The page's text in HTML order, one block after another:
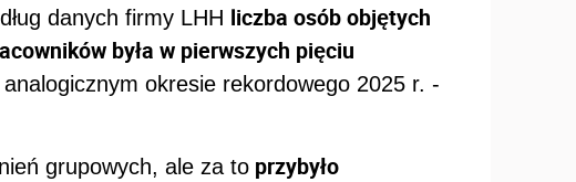
danych firmy LHH liczba osób objętych
była w pierwszych pięciu
okresie rekordowego 2025 r. -
grupowych, ale za to przybyło